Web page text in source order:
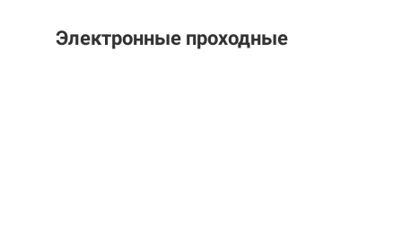
Электронные проходные